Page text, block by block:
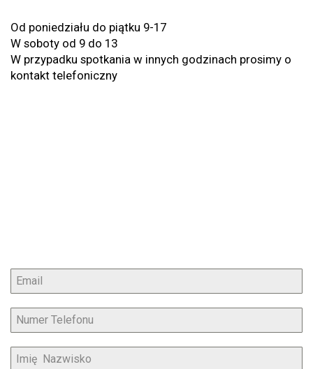
Od poniedziału do piątku 9-17
W soboty od 9 do 13
W przypadku spotkania w innych godzinach prosimy o
kontakt telefoniczny